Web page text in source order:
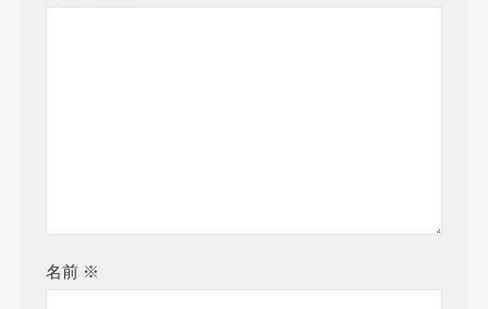
名前 ※